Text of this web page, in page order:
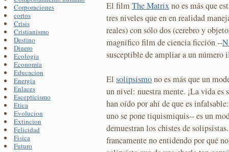
Corporaciones
cortos
Crisis
Cristianismo
Destino
Dinero
Ecologia
Economia
Educacion
Energia
Enlaces
Escepticismo
Etica
Evolucion
Extincion
Felicidad
Fisica
Futuro
El filmThe Matrixno es más que
tres niveles que en en realidad
reales) con sólo dos (cerebro y
magnífico film de ciencia ficción --
susceptible de ampliar a un
El solipsismono es más que un
un nivel: nuestra mente. ¡La vida es
han oído por ahí de que es
uno se pone tiquismiquis-- es un
demuestran los chistes de
francamente no entidendo por qué